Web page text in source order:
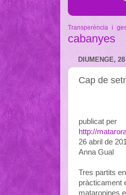
Transperència i
cabanyes
DIUMENGE,
Cap de
publicat per
http://
26 abril de
Anna Gual
Tres partits
pràcticament
mataronines